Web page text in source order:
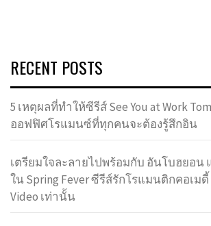
RECENT POSTS
5 เหตุผลที่ทำให้ซีรีส์ See You at Work
ออฟฟิศโรแมนซ์ที่ทุกคนจะต้องรู้สึกอิน
เตรียมใจละลายไปพร้อมกับ อันโบฮยอน
ใน Spring Fever ซีรีส์รักโรแมนติกคอเมดี้
Video เท่านั้น